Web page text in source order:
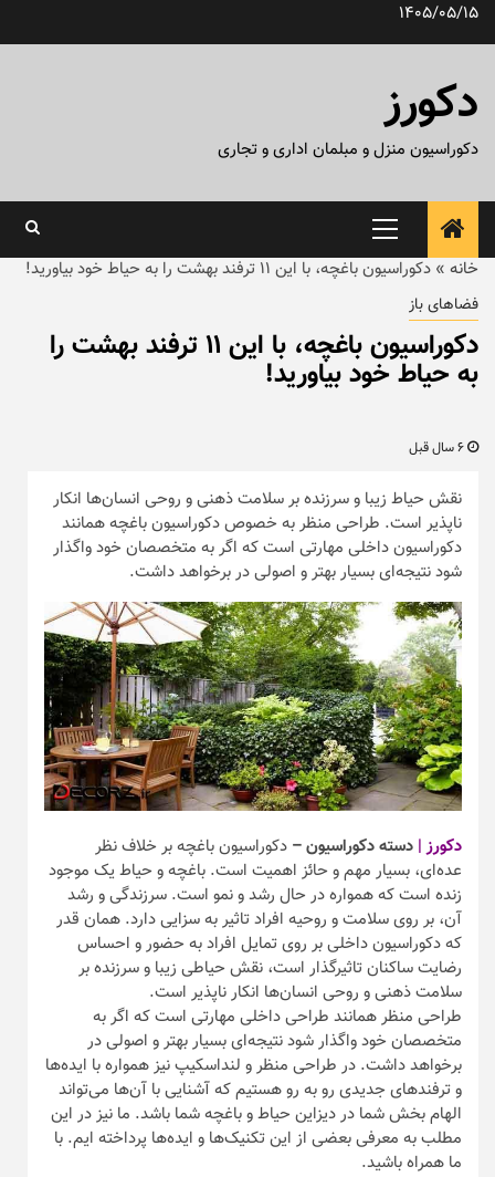
پرش1405/05/15
دکورز
دکوراسیون منزل و مبلمان اداری و تجاری
منوی
اصلی
خانه » دکوراسیون باغچه، با این ۱۱ ترفند بهشت را به حیاط خود بیاورید!
فضاهای باز
دکوراسیون باغچه، با این ۱۱ ترفند بهشت را
به حیاط خود بیاورید!
نقش حیاط زیبا و سرزنده بر سلامت ذهنی و روحی انسان‌ها انکار
ناپذیر است. طراحی منظر به خصوص دکوراسیون باغچه همانند
دکوراسیون داخلی مهارتی است که اگر به متخصصان خود واگذار
شود نتیجه‌ای بسیار بهتر و اصولی در برخواهد داشت.
دکورز | دسته دکوراسیون – دکوراسیون باغچه بر خلاف نظر
عده‌ای، بسیار مهم و حائز اهمیت است. باغچه و حیاط یک موجود
زنده است که همواره در حال رشد و نمو است. سرزندگی و رشد
آن، بر روی سلامت و روحیه افراد تاثیر به سزایی دارد. همان قدر
که دکوراسیون داخلی بر روی تمایل افراد به حضور و احساس
رضایت ساکنان تاثیرگذار است، نقش حیاطی زیبا و سرزنده بر
سلامت ذهنی و روحی انسان‌ها انکار ناپذیر است.
طراحی منظر همانند طراحی داخلی مهارتی است که اگر به
متخصصان خود واگذار شود نتیجه‌ای بسیار بهتر و اصولی در
برخواهد داشت. در طراحی منظر و لنداسکیپ نیز همواره با ایده‌ها
و ترفند‌های جدیدی رو به رو هستیم که آشنایی با آن‌ها می‌تواند
الهام بخش شما در دیزاین حیاط و باغچه شما باشد. ما نیز در این
مطلب به معرفی بعضی از این تکنیک‌ها و ایده‌ها پرداخته ایم. با
ما همراه باشید.